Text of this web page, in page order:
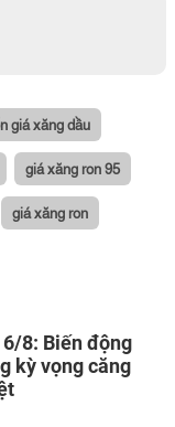
giá xăng dầu
giá xăng ron 95
giá xăng ron
8: Biến động
kỳ vọng căng